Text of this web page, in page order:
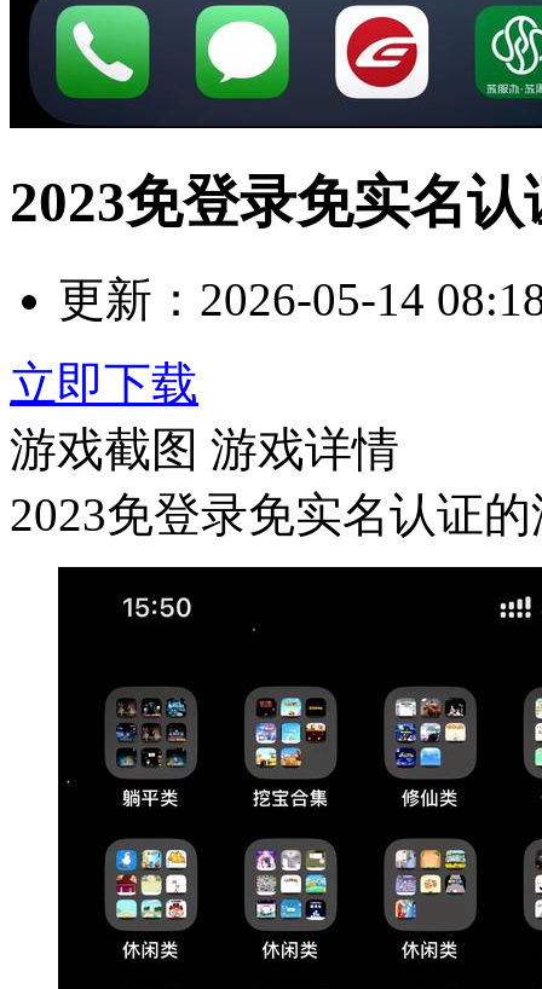
2023免登录免实名
更新： 2026-05-14
立即下载
游戏截图 游戏详情
2023免登录免实名认证